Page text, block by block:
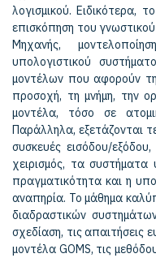
λογισμικού. Ειδικότερα,
επισκόπηση του
Μηχανής,
υπολογιστικού
μοντέλων που αφορούν
προσοχή, τη μνήμη, την
μοντέλα, τόσο σε
Παράλληλα, εξετάζονται
συσκευές εισόδου/
χειρισμός, τα συστήματα
πραγματικότητα και η
αναπηρία. Το μάθημα
διαδραστικών
σχεδίαση, τις απαιτήσεις
μοντέλα GOMS, τις